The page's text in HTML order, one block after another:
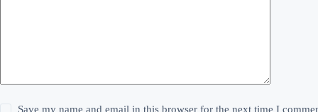
Save my name and email in this browser for the next time I